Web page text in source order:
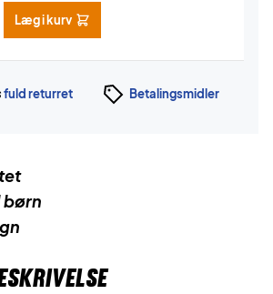
Læg i kurv
fuld returret Betalingsmidler
børn